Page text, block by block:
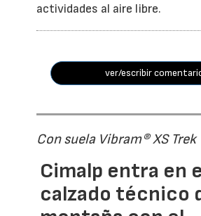
actividades al aire libre.
ver/escribir
Con suela Vibram® XS Trek
Cimalp entra en
calzado técnico